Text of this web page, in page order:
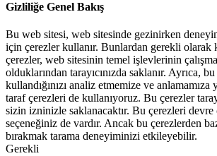
Gizliliğe Genel Bakış
Bu web sitesi, web sitesinde gezinirken
için çerezler kullanır. Bunlardan gerekli olarak
çerezler, web sitesinin temel işlevlerinin
olduklarından tarayıcınızda saklanır. Ayrıca,
kullandığınızı analiz etmemize ve anlamamıza
taraf çerezleri de kullanıyoruz. Bu çerezler
sizin izninizle saklanacaktır. Bu çerezleri devre
seçeneğiniz de vardır. Ancak bu çerezlerden
bırakmak tarama deneyiminizi etkileyebilir.
Gerekli